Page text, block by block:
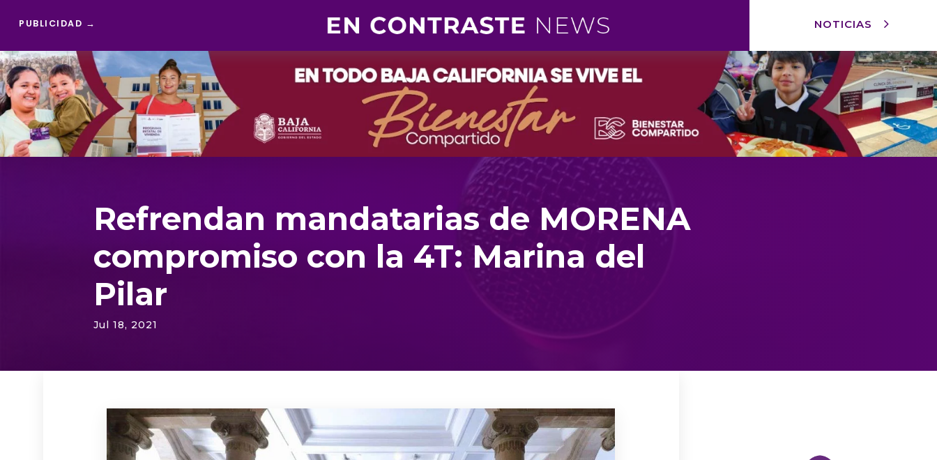
PUBLICIDAD → NOTICIAS
Reproductor
de
vídeo
Refrendan mandatarias de MORENA
compromiso con la 4T: Marina del
Pilar
Jul 18, 2021